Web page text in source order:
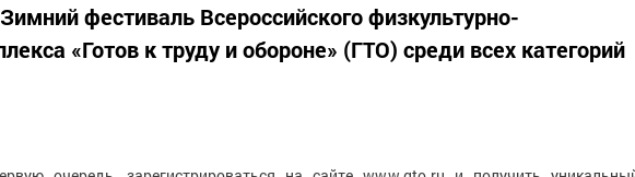
фестиваль Всероссийского физкультурно-
«Готов к труду и обороне» (ГТО) среди всех категорий